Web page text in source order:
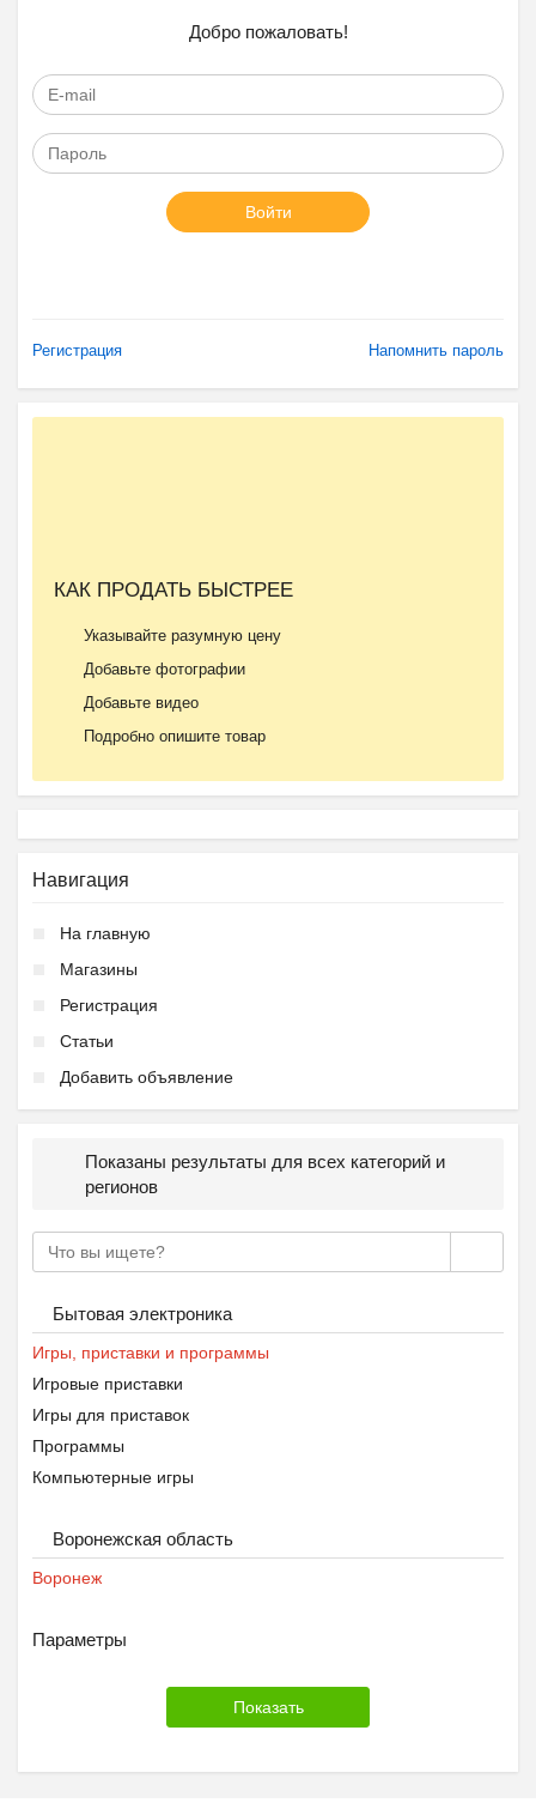
Добро пожаловать!
Войти
Регистрация Напомнить пароль
КАК ПРОДАТЬ БЫСТРЕЕ
Указывайте разумную цену
Добавьте фотографии
Добавьте видео
Подробно опишите товар
Навигация
На главную
Магазины
Регистрация
Статьи
Добавить объявление
Показаны результаты для всех категорий и
регионов
Бытовая электроника
Игры, приставки и программы
Игровые приставки
Игры для приставок
Программы
Компьютерные игры
Воронежская область
Воронеж
Параметры